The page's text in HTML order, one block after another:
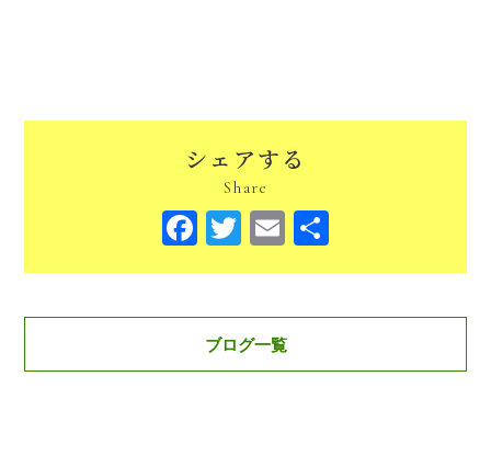
シェアする
Share
Facebook
TwitterEmail
有
ブログ一覧